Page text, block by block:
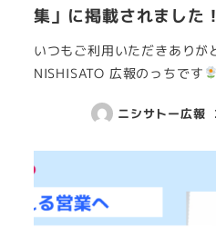
集」に掲載されました！
いつもご利用いただきありが
NISHISATO 広報のっちです
ニシサトー広報